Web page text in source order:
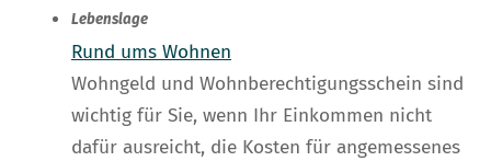
Lebenslage
Rund ums Wohnen
Wohngeld und Wohnberechtigungsschein sind
wichtig für Sie, wenn Ihr Einkommen nicht
dafür ausreicht, die Kosten für angemessenes